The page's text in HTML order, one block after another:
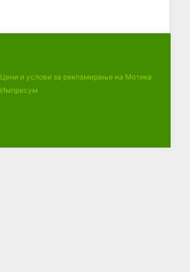
Цени и услови за рекламирање на Мотика
Импресум